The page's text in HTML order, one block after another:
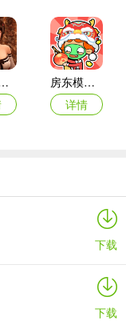
能实现无线刷钱了。
的年轻互联网公司，
互联网的快速和创新
、动画、游戏、衍生
态系统，未来，我们
业的发展贡献力量。
2正版真人版
房东模拟器国际服
详情
无限钻石版2024最新版
房东模拟器官方正版
下载
下载